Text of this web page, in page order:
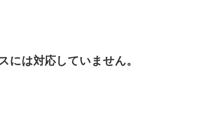
には対応していません。